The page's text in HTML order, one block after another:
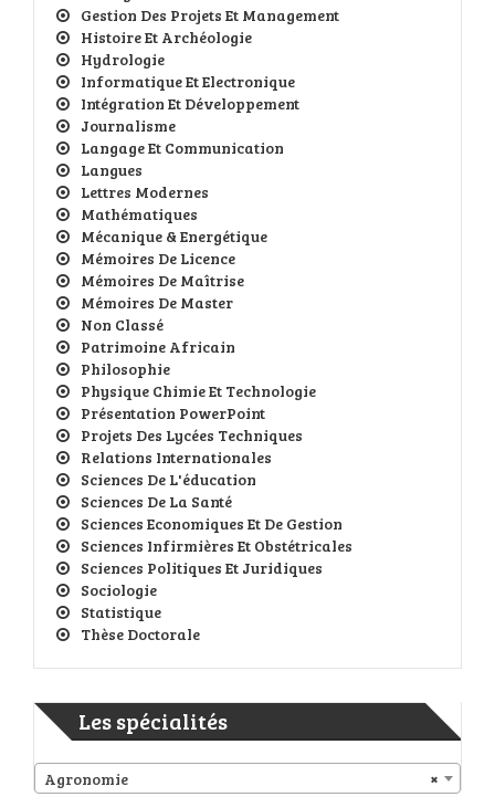
Gestion Des Projets Et Management
Histoire Et Archéologie
Hydrologie
Informatique Et Electronique
Intégration Et Développement
Journalisme
Langage Et Communication
Langues
Lettres Modernes
Mathématiques
Mécanique & Energétique
Mémoires De Licence
Mémoires De Maîtrise
Mémoires De Master
Non Classé
Patrimoine Africain
Philosophie
Physique Chimie Et Technologie
Présentation PowerPoint
Projets Des Lycées Techniques
Relations Internationales
Sciences De L'éducation
Sciences De La Santé
Sciences Economiques Et De Gestion
Sciences Infirmières Et Obstétricales
Sciences Politiques Et Juridiques
Sociologie
Statistique
Thèse Doctorale
Les spécialités
×
Agronomie